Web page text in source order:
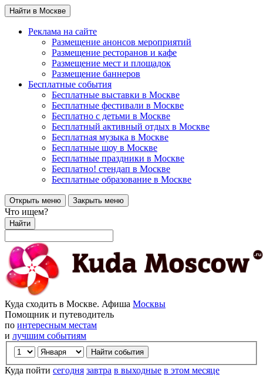
Найти в Москве
Реклама на сайте
Размещение анонсов мероприятий
Размещение ресторанов и кафе
Размещение мест и площадок
Размещение баннеров
Бесплатные события
Бесплатные выставки в Москве
Бесплатные фестивали в Москве
Бесплатно с детьми в Москве
Бесплатный активный отдых в Москве
Бесплатная музыка в Москве
Бесплатные шоу в Москве
Бесплатные праздники в Москве
Бесплатно! стендап в Москве
Бесплатные образование в Москве
Открыть меню Закрыть меню
Что ищем?
Найти
Куда сходить в Москве. Афиша Москвы
Помощник и путеводитель
по интересным местам
и лучшим событиям
Куда пойти сегодня завтра в выходные в этом месяце